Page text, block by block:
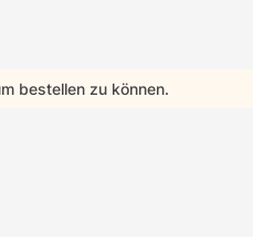
bestellen zu können.